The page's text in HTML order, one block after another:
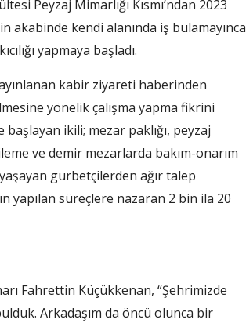
Peyzaj Mimarlığı Kısmı’ndan 2023
akabinde kendi alanında iş bulamayınca
yapmaya başladı.
kabir ziyareti haberinden
yönelik çalışma yapma fikrini
ikili; mezar paklığı, peyzaj
ve demir mezarlarda bakım-onarım
yaşayan gurbetçilerden ağır talep
yapılan süreçlere nazaran 2 bin ila 20
Fahrettin Küçükkenan, “Şehrimizde
Arkadaşım da öncü olunca bir